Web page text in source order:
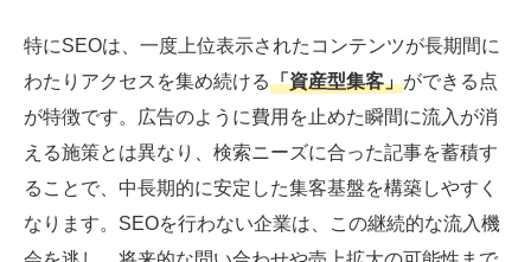
特にSEOは、一度上位表示されたコンテンツが長期間に
わたりアクセスを集め続ける「資産型集客」ができる点
が特徴です。広告のように費用を止めた瞬間に流入が消
える施策とは異なり、検索ニーズに合った記事を蓄積す
ることで、中長期的に安定した集客基盤を構築しやすく
なります。SEOを行わない企業は、この継続的な流入機